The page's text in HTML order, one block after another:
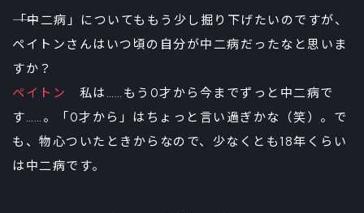
――「中二病」についてももう少し掘り下げたいのですが、
ペイトンさんはいつ頃の自分が中二病だったなと思いま
すか？
ペイトン 私は……もう0才から今までずっと中二病で
す……。「0才から」はちょっと言い過ぎかな（笑）。で
も、物心ついたときからなので、少なくとも18年くらい
は中二病です。